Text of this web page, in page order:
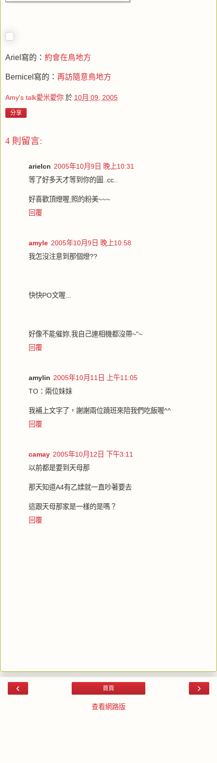
Ariel寫的： 約會在鳥地方
Bernicel寫的： 再訪隨意鳥地方
Amy's talk愛米愛你 於 10月 09, 2005
分享
4 則留言:
arielcn 2005年10月9日 晚上10:31
等了好多天才等到你的圖..cc..
好喜歡頂燈喔,照的粉美~~~
回覆
amyle 2005年10月9日 晚上10:58
我怎沒注意到那個燈??
快快PO文喔...
好像不能催妳,我自己連相機都沒帶~"~
回覆
amylin 2005年10月11日 上午11:05
TO：兩位妹妹
我補上文字了，謝謝兩位蹺班來陪我們吃飯喔^^
回覆
camay 2005年10月12日 下午3:11
以前都是要到天母那
那天知道A4有乙媃就一直吵著要去
這跟天母那家是一樣的是嗎？
回覆
‹ ›
首頁
查看網路版